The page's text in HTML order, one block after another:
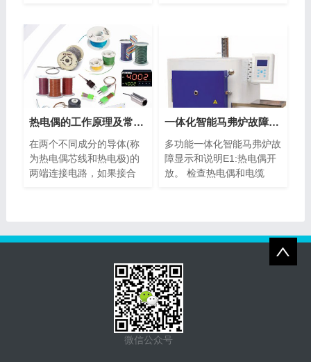
热电偶的工作原理及常见种类
在两个不同成分的导体(称
为热电偶芯线和热电极)的
两端连接电路，如果接合
一体化智能马弗炉故障显示与说明、分析
多功能一体化智能马弗炉故
障显示和说明E1:热电偶开
放。 检查热电偶和电缆
微信公众号